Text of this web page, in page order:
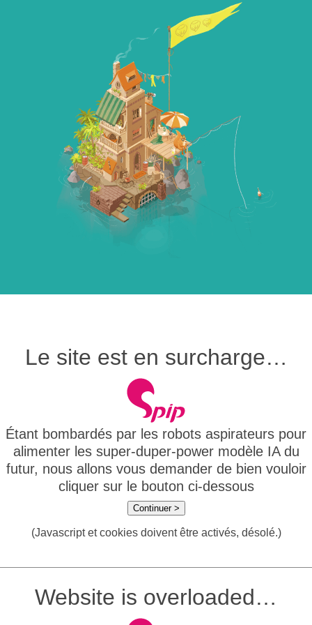
Le site est en surcharge…
Étant bombardés par les robots aspirateurs pour
alimenter les super-duper-power modèle IA du
futur, nous allons vous demander de bien vouloir
cliquer sur le bouton ci-dessous
Continuer >
(Javascript et cookies doivent être activés, désolé.)
Website is overloaded…